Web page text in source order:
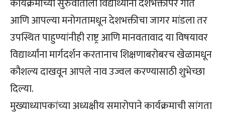
आणि आपल्या मनोगतामधून देशभक्तीचा जागर मांडला तर
उपस्थित पाहुण्यांनीही राष्ट्र आणि मानवतावाद या विषयावर
विद्यार्थ्यांना मार्गदर्शन करतानाच शिक्षणाबरोबरच खेळामधून
कौशल्य दाखवून आपले नाव उज्वल करण्यासाठी शुभेच्छा
दिल्या.
मुख्याध्यापकांच्या अध्यक्षीय समारोपाने कार्यक्रमाची सांगता